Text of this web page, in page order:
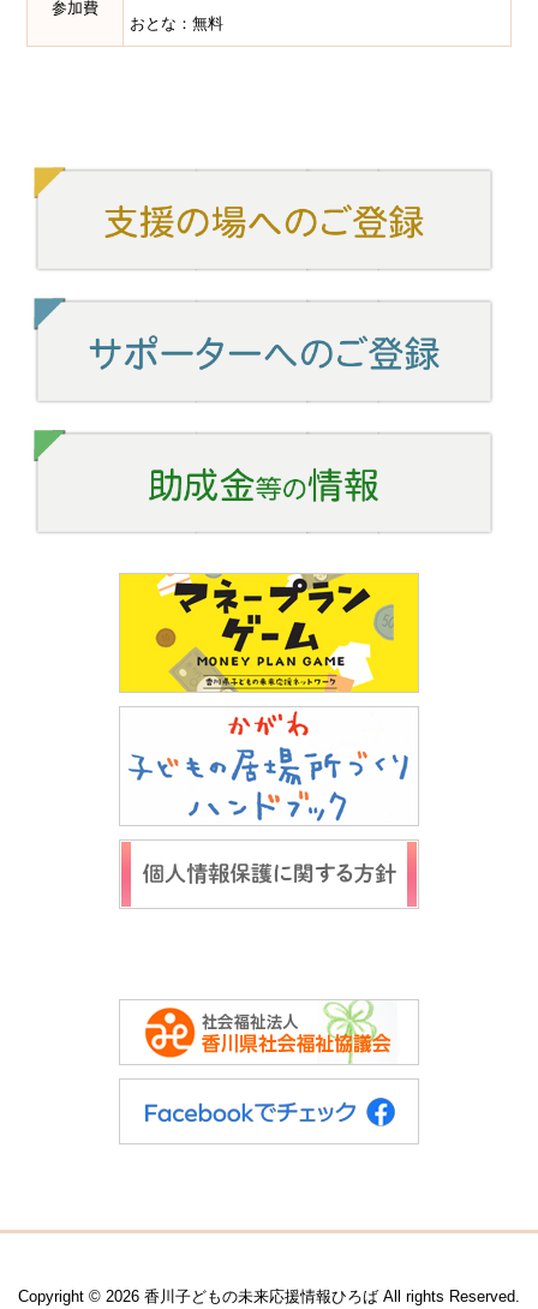
参加費
おとな：無料
Copyright © 2026 香川子どもの未来応援情報ひろば All rights Reserved.